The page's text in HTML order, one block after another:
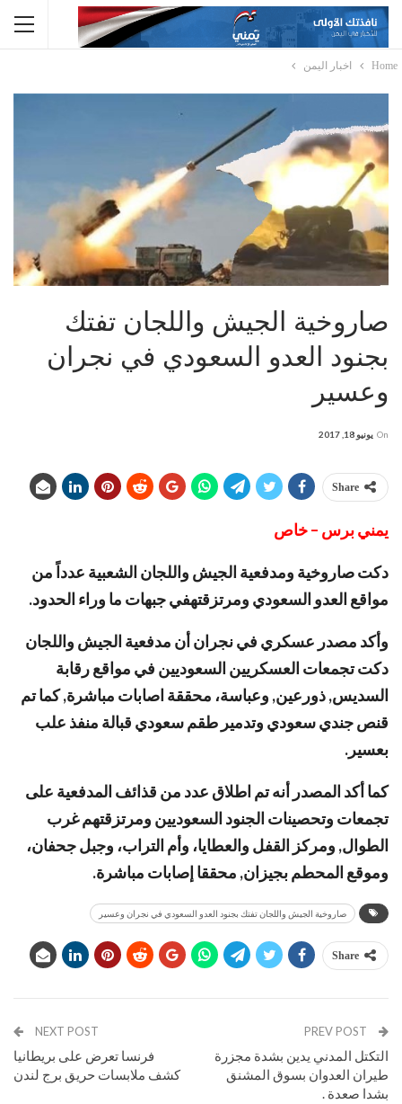
Home اخبار اليمن
صاروخية الجيش واللجان تفتك
بجنود العدو السعودي في نجران
وعسير
On يونيو 18, 2017
Share
يمني برس – خاص
دكت صاروخية ومدفعية الجيش واللجان الشعبية عدداً من
مواقع العدو السعودي ومرتزقتهفي جبهات ما وراء الحدود.
وأكد مصدر عسكري في نجران أن مدفعية الجيش واللجان
دكت تجمعات العسكريين السعوديين في مواقع رقابة
السديس, ذورعين, وعباسة، محققة اصابات مباشرة, كما تم
قنص جندي سعودي وتدمير طقم سعودي قبالة منفذ علب
بعسير.
كما أكد المصدر أنه تم اطلاق عدد من قذائف المدفعية على
تجمعات وتحصينات الجنود السعوديين ومرتزقتهم غرب
الطوال, ومركز القفل والعطايا، وأم التراب، وجبل جحفان،
وموقع المحطم بجيزان, محققا إصابات مباشرة.
صاروخية الجيش واللجان تفتك بجنود العدو السعودي في نجران وعسير
Share
التكتل المدني يدين بشدة مجزرة
طيران العدوان بسوق المشنق
بشدا صعدة .
NEXT POST
فرنسا تعرض على بريطانيا
كشف ملابسات حريق برج لندن